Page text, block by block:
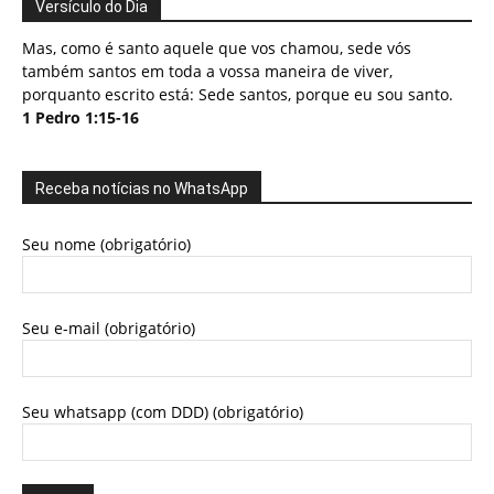
Versículo do Dia
Mas, como é santo aquele que vos chamou, sede vós
também santos em toda a vossa maneira de viver,
porquanto escrito está: Sede santos, porque eu sou santo.
1 Pedro 1:15-16
Receba notícias no WhatsApp
Seu nome (obrigatório)
Seu e-mail (obrigatório)
Seu whatsapp (com DDD) (obrigatório)